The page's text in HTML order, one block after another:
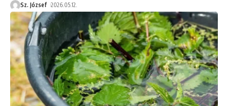
Sz. József 2026.05.12.